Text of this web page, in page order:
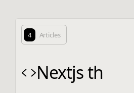
4 Articles
Nextjs th